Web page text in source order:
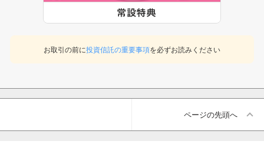
お取引の前に投資信託の重要事項を必ずお読みください
ページの先頭へ